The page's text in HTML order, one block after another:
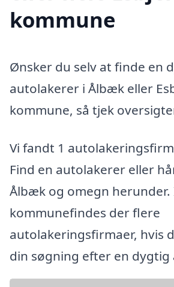
kommune
Ønsker du selv at finde en
autolakerer i Ålbæk eller
kommune, så tjek
Vi fandt 1
Find en autolakerer eller
Ålbæk og omegn herunder.
kommunefindes der flere
autolakeringsfirmaer, hvis
din søgning efter en dygtig